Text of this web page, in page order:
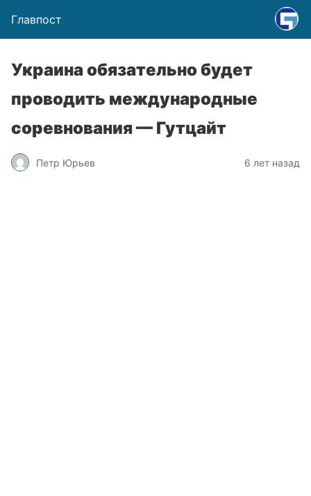
Главпост
Украина обязательно будет
проводить международные
соревнования — Гутцайт
Петр Юрьев 6 лет назад